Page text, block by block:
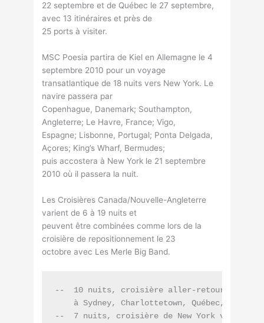
22 septembre et de Québec le 27 septembre,
avec 13 itinéraires et près de
25 ports à visiter.
MSC Poesia partira de Kiel en Allemagne le 4
septembre 2010 pour un voyage
transatlantique de 18 nuits vers New York. Le
navire passera par
Copenhague, Danemark; Southampton,
Angleterre; Le Havre, France; Vigo,
Espagne; Lisbonne, Portugal; Ponta Delgada,
Açores; King’s Wharf, Bermudes;
puis accostera à New York le 21 septembre
2010 où il passera la nuit.
Les Croisières Canada/Nouvelle-Angleterre
varient de 6 à 19 nuits et
peuvent être combinées comme lors de la
croisière de repositionnement le 23
octobre avec Les Merle Big Band.
--  10 nuits, croisière aller-retour de New
à Sydney, Charlottetown, Québec,
--  7 nuits, croisière de New York vers